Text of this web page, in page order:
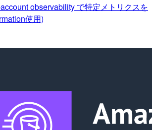
observability で特定メトリクスを
使用)